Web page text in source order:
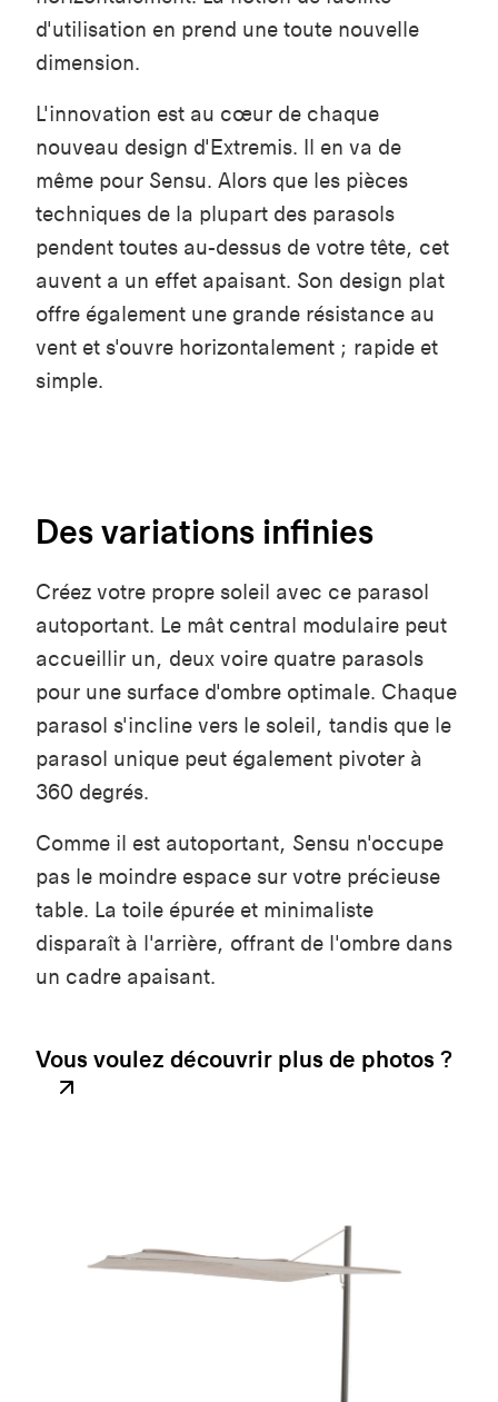
d'utilisation en prend une toute nouvelle
dimension.
L'innovation est au cœur de chaque
nouveau design d'Extremis. Il en va de
même pour Sensu. Alors que les pièces
techniques de la plupart des parasols
pendent toutes au-dessus de votre tête, cet
auvent a un effet apaisant. Son design plat
offre également une grande résistance au
vent et s'ouvre horizontalement ; rapide et
simple.
Des variations infinies
Créez votre propre soleil avec ce parasol
autoportant. Le mât central modulaire peut
accueillir un, deux voire quatre parasols
pour une surface d'ombre optimale. Chaque
parasol s'incline vers le soleil, tandis que le
parasol unique peut également pivoter à
360 degrés.
Comme il est autoportant, Sensu n'occupe
pas le moindre espace sur votre précieuse
table. La toile épurée et minimaliste
disparaît à l'arrière, offrant de l'ombre dans
un cadre apaisant.
Vous voulez découvrir plus de photos ?